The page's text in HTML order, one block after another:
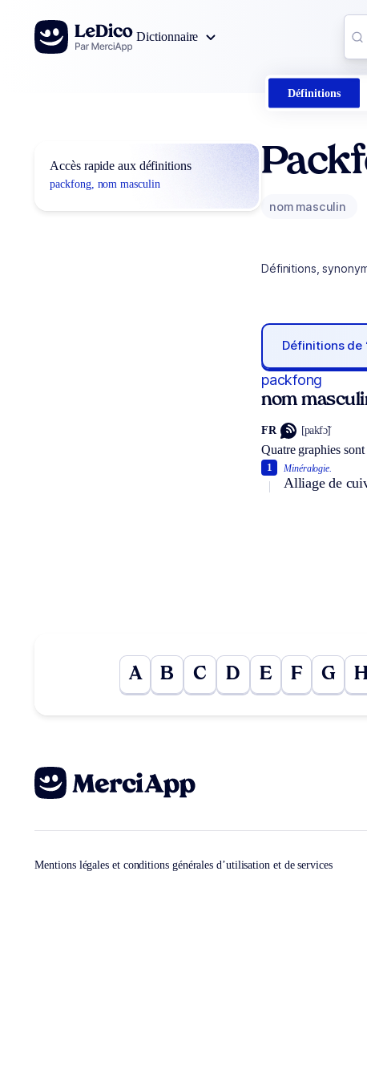
Aller au contenu
Dictionnaire
Définitions
Accès rapide aux définitions
packfong, nom masculin
nom masculin
Définitions,
Définitions de
packfong
nom
FR [pakfɔ̃]
Quatre graphies sont
Minéralogie.
Alliage de
1
A B C D E F G
Mentions légales et conditions générales d’utilisation et de services